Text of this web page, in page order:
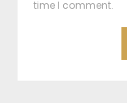
time I comment.